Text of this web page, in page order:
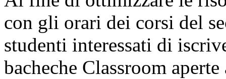
con gli orari dei corsi del
studenti interessati di
bacheche Classroom